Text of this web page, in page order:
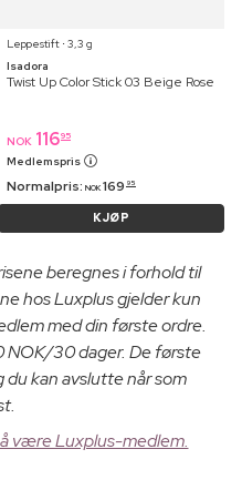
Leppestift ⋅ 3,3 g
Isadora
Twist Up Color Stick 03 Beige Rose
NOK 11695
Medlemspris
Normalpris: NOK 169 95
KJØP
beregnes i forhold til
hos Luxplus gjelder kun
med din første ordre.
30 dager. De første
kan avslutte når som
være Luxplus-medlem.